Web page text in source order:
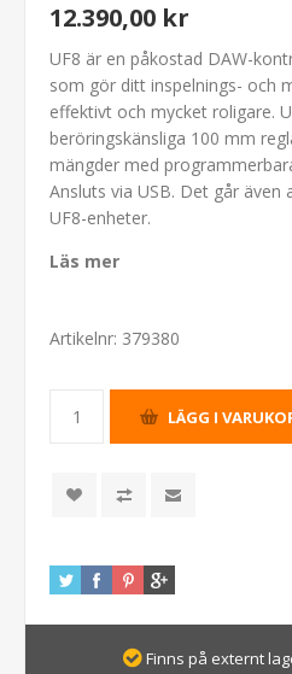
12.390,00 kr
UF8 är en påkostad DAW-
som gör ditt inspelnings- och
effektivt och mycket roligare.
beröringskänsliga 100 mm
mängder med
Ansluts via USB. Det går
UF8-enheter.
Läs mer
Artikelnr: 379380
Finns på externt